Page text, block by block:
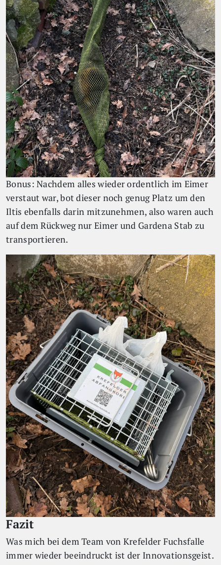
Bonus: Nachdem alles wieder ordentlich im Eimer
verstaut war, bot dieser noch genug Platz um den
Iltis ebenfalls darin mitzunehmen, also waren auch
auf dem Rückweg nur Eimer und Gardena Stab zu
transportieren.
Fazit
Was mich bei dem Team von Krefelder Fuchsfalle
immer wieder beeindruckt ist der Innovationsgeist.